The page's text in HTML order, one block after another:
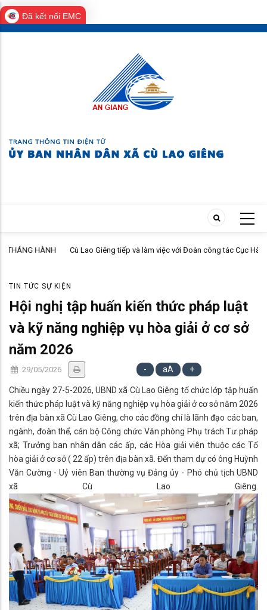
Đã kết nối EMC
Skip
Cù Lao Giêng tiếp và làm việc với Đoàn công tác Cục Hành chính tư
động quốc gia của Việt Nam về đăng ký và thống kê hộ tịch giai đoạn
2026 – 2030
TIN TỨC SỰ KIỆN
Hội nghị tập huấn kiến thức pháp luật
và kỹ năng nghiệp vụ hòa giải ở cơ sở
năm 2026
29/05/2026 - aA +
Chiều ngày 27-5-2026, UBND xã Cù Lao Giêng tổ chức lớp tập huấn
kiến thức pháp luật và kỹ năng nghiệp vụ hòa giải ở cơ sở năm 2026
trên địa bàn xã Cù Lao Giêng, cho các đồng chí là lãnh đạo các ban,
ngành, đoàn thể, cán bộ Công chức Văn phòng Phụ trách Tư pháp
xã; Trưởng ban nhân dân các ấp, các Hòa giải viên thuộc các Tổ
hòa giải ở cơ sở ( 22 ấp) trên địa bàn xã. Đến tham dự có ông Huỳnh
Văn Cường - Uỷ viên Ban thường vụ Đảng ủy - Phó chủ tịch UBND
xã Cù Lao Giêng.